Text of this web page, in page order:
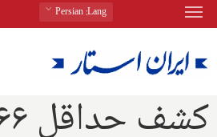
Lang
: Persian